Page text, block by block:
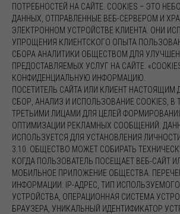
ПОТРЕБНОСТЕЙ НА САЙТЕ. COOKIES – ЭТО
ДАННЫХ, ОТПРАВЛЕННЫЕ ВЕБ-СЕРВЕРОМ И
ЭЛЕКТРОННОМ УСТРОЙСТВЕ КЛИЕНТА. ОНИ
УПРОЩЕНИЯ КЛИЕНТСКОГО ОПЫТА
СБОРА АНАЛИТИКИ ОБЩЕСТВОМ ДЛЯ
ПРЕДОСТАВЛЯЕМЫХ УСЛУГ НА САЙТЕ.
КОНФИДЕНЦИАЛЬНУЮ ИНФОРМАЦИЮ.
ПОСЕТИТЕЛЬ САЙТА ИЛИ КЛИЕНТ НАСТОЯЩИМ
СБОР, АНАЛИЗ И ИСПОЛЬЗОВАНИЕ COOKIES, В
ТРЕТЬИМИ ЛИЦАМИ ДЛЯ ЦЕЛЕЙ
ОПТИМИЗАЦИИ РЕКЛАМНЫХ СООБЩЕНИЙ.
ИСПОЛЬЗУЕТСЯ ДЛЯ УСТАНОВЛЕНИЯ
3.10. ОБЩЕСТВО МОЖЕТ СОБИРАТЬ
КОГДА ПОЛЬЗОВАТЕЛЬ ПОСЕЩАЕТ ВЕБ-САЙТ
МОБИЛЬНОЕ ПРИЛОЖЕНИЕ ОБЩЕСТВА.
ИНФОРМАЦИИ: IP-АДРЕС, ТИП
УСТРОЙСТВА, ОПЕРАЦИОННАЯ СИСТЕМА
БРАУЗЕРА, УНИКАЛЬНЫЙ ИДЕНТИФИКАТОР